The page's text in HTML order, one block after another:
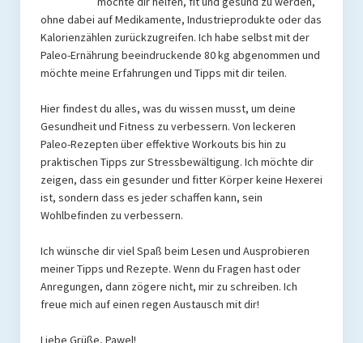
ohne dabei auf Medikamente, Industrieprodukte oder das
Kalorienzählen zurückzugreifen. Ich habe selbst mit der
Paleo-Ernährung beeindruckende 80 kg abgenommen und
möchte meine Erfahrungen und Tipps mit dir teilen.
Hier findest du alles, was du wissen musst, um deine
Gesundheit und Fitness zu verbessern. Von leckeren
Paleo-Rezepten über effektive Workouts bis hin zu
praktischen Tipps zur Stressbewältigung. Ich möchte dir
zeigen, dass ein gesunder und fitter Körper keine Hexerei
ist, sondern dass es jeder schaffen kann, sein
Wohlbefinden zu verbessern.
Ich wünsche dir viel Spaß beim Lesen und Ausprobieren
meiner Tipps und Rezepte. Wenn du Fragen hast oder
Anregungen, dann zögere nicht, mir zu schreiben. Ich
freue mich auf einen regen Austausch mit dir!
Liebe Grüße, Pawel!